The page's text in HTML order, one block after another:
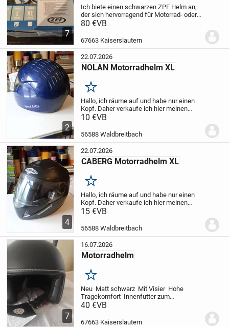
7
Ich biete einen schwarzen ZPF Helm an,
der sich hervorragend für Motorrad- oder
Rollerfahrten eignet. Dieser Jethelm ist
Er ist in einem glänzenden Schwarz...
80 €VB
67663 Kaiserslautern
2
22.07.2026
NOLAN Motorradhelm XL
Merken
Hallo, ich räume auf und habe nur einen
Kopf. Daher verkaufe ich hier meinen
intakten, gebrauchten NOLAN -
natürlich auch ein paar Gebrauchsspuren.
Ein Versand ist...
10 €VB
56588 Waldbreitbach
4
22.07.2026
CABERG Motorradhelm XL
Merken
Hallo, ich räume auf und habe nur einen
Kopf. Daher verkaufe ich hier meinen
intakten, gebrauchten CABERG -
Folie und abziehbar. Er ist unfallfrei und
15 €VB
56588 Waldbreitbach
7
16.07.2026
Motorradhelm
Merken
Neu Matt schwarz Mit Visier Hohe
Tragekomfort Innenfutter zum
herausnehmen und Waschen
40 €VB
67663 Kaiserslautern